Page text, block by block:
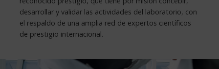
desarrollar y validar las actividades del laboratorio, con
el respaldo de una amplia red de expertos científicos
de prestigio internacional.